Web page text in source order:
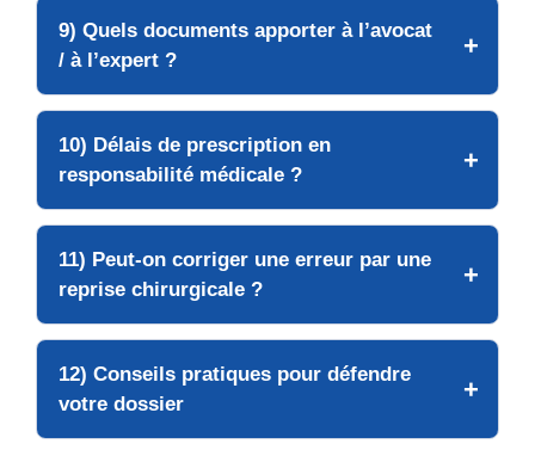
9) Quels documents apporter à l’avocat
/ à l’expert ?
10) Délais de prescription en
responsabilité médicale ?
11) Peut-on corriger une erreur par une
reprise chirurgicale ?
12) Conseils pratiques pour défendre
votre dossier